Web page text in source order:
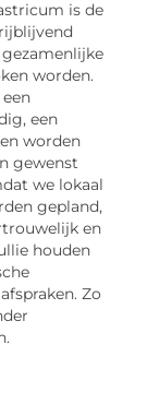
is de
worden.
een
worden
gewenst
we lokaal
gepland,
en
houden
Zo